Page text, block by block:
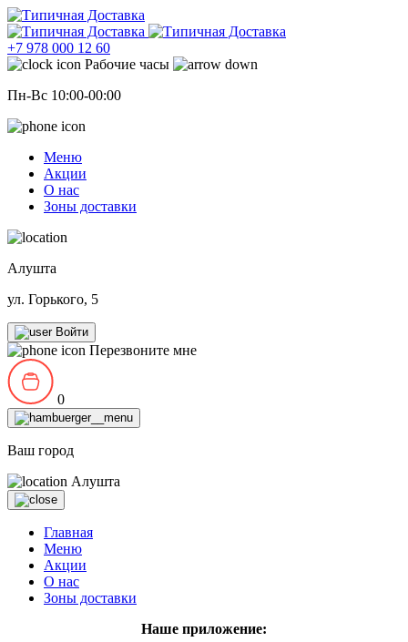
+7 978 000 12 60
Рабочие часы
Пн-Вс 10:00-00:00
Меню
Акции
О нас
Зоны доставки
Алушта
ул. Горького, 5
Войти
Перезвоните мне
0
Ваш город
Алушта
Главная
Меню
Акции
О нас
Зоны доставки
Наше приложение: